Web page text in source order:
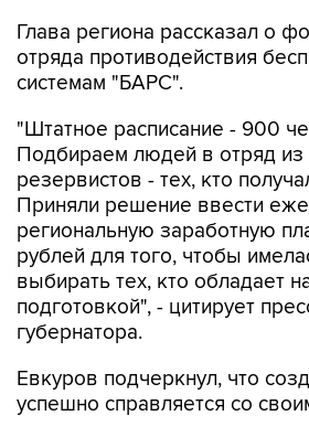
Глава региона рассказал о
отряда противодействия
системам "БАРС".
"Штатное расписание - 900
Подбираем людей в отряд из
резервистов - тех, кто
Приняли решение ввести
региональную заработную
рублей для того, чтобы
выбирать тех, кто обладает
подготовкой", - цитирует
губернатора.
Евкуров подчеркнул, что
успешно справляется со